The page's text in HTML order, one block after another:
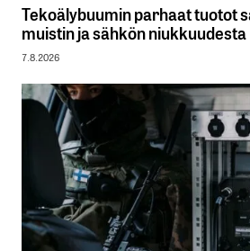
Tekoälybuumin parhaat tuotot
muistin ja sähkön niukkuudesta
7.8.2026